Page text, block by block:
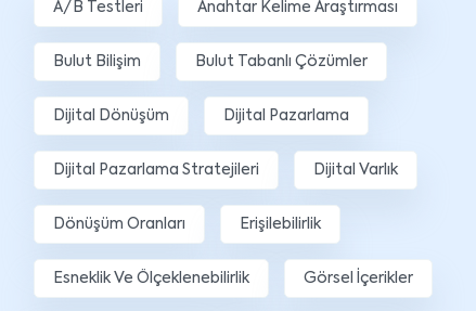
A/B Testleri Anahtar Kelime Araştırması
Bulut Bilişim Bulut Tabanlı Çözümler
Dijital Dönüşüm Dijital Pazarlama
Dijital Pazarlama Stratejileri Dijital Varlık
Dönüşüm Oranları Erişilebilirlik
Esneklik Ve Ölçeklenebilirlik Görsel İçerikler